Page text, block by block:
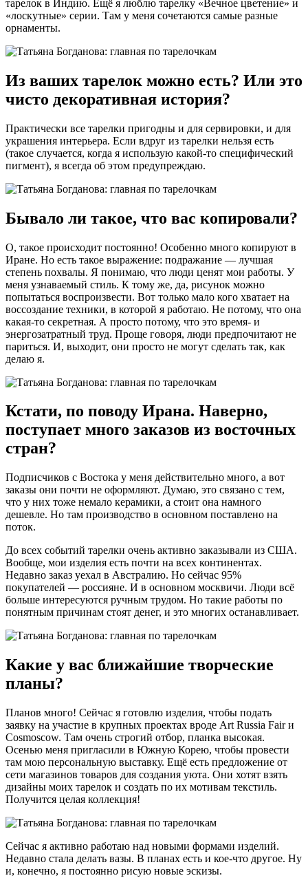
тарелок в Индию. Ещё я люблю тарелку «Вечное цветение» и
«лоскутные» серии. Там у меня сочетаются самые разные
орнаменты.
Из ваших тарелок можно есть? Или это
чисто декоративная история?
Практически все тарелки пригодны и для сервировки, и для
украшения интерьера. Если вдруг из тарелки нельзя есть
(такое случается, когда я использую какой-то специфический
пигмент), я всегда об этом предупреждаю.
Бывало ли такое, что вас копировали?
О, такое происходит постоянно! Особенно много копируют в
Иране. Но есть такое выражение: подражание — лучшая
степень похвалы. Я понимаю, что люди ценят мои работы. У
меня узнаваемый стиль. К тому же, да, рисунок можно
попытаться воспроизвести. Вот только мало кого хватает на
воссоздание техники, в которой я работаю. Не потому, что она
какая-то секретная. А просто потому, что это время- и
энергозатратный труд. Проще говоря, люди предпочитают не
париться. И, выходит, они просто не могут сделать так, как
делаю я.
Кстати, по поводу Ирана. Наверно,
поступает много заказов из восточных
стран?
Подписчиков с Востока у меня действительно много, а вот
заказы они почти не оформляют. Думаю, это связано с тем,
что у них тоже немало керамики, а стоит она намного
дешевле. Но там производство в основном поставлено на
поток.
До всех событий тарелки очень активно заказывали из США.
Вообще, мои изделия есть почти на всех континентах.
Недавно заказ уехал в Австралию. Но сейчас 95%
покупателей — россияне. И в основном москвичи. Люди всё
больше интересуются ручным трудом. Но такие работы по
понятным причинам стоят денег, и это многих останавливает.
Какие у вас ближайшие творческие
планы?
Планов много! Сейчас я готовлю изделия, чтобы подать
заявку на участие в крупных проектах вроде Art Russia Fair и
Cosmoscow. Там очень строгий отбор, планка высокая.
Осенью меня пригласили в Южную Корею, чтобы провести
там мою персональную выставку. Ещё есть предложение от
сети магазинов товаров для создания уюта. Они хотят взять
дизайны моих тарелок и создать по их мотивам текстиль.
Получится целая коллекция!
Сейчас я активно работаю над новыми формами изделий.
Недавно стала делать вазы. В планах есть и кое-что другое. Ну
и, конечно, я постоянно рисую новые эскизы.